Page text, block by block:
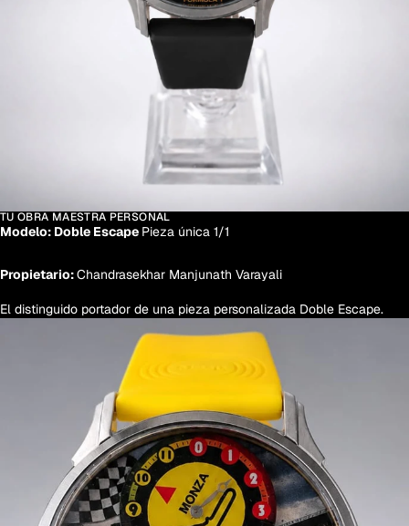
TU OBRA MAESTRA PERSONAL
Modelo: Doble Escape Pieza única 1/1
Propietario:Chandrasekhar Manjunath Varayali
El distinguido portador de una pieza personalizada Doble Escape.